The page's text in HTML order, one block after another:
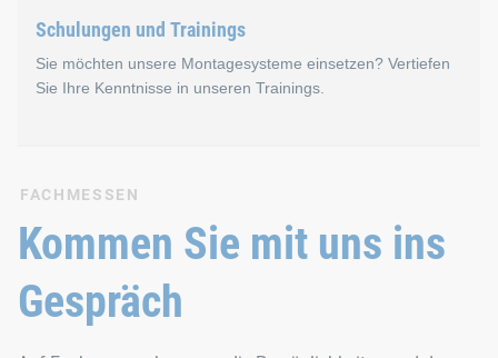
Schulungen und Trainings
Sie möchten unsere Montagesysteme einsetzen? Vertiefen
Sie Ihre Kenntnisse in unseren Trainings.
Die Schulungen und Trainings für unsere automatisierten
Wir organisieren die Veranstaltungen in Kleingruppen. So
FACHMESSEN
Kommen Sie mit uns ins
Gespräch